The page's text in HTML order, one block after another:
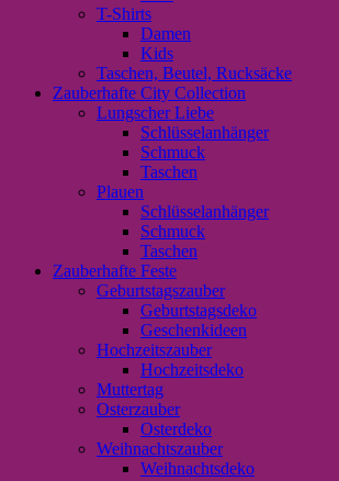
T-Shirts
Damen
Kids
Taschen, Beutel, Rucksäcke
Zauberhafte City Collection
Lungscher Liebe
Schlüsselanhänger
Schmuck
Taschen
Plauen
Schlüsselanhänger
Schmuck
Taschen
Zauberhafte Feste
Geburtstagszauber
Geburtstagsdeko
Geschenkideen
Hochzeitszauber
Hochzeitsdeko
Muttertag
Osterzauber
Osterdeko
Weihnachtszauber
Weihnachtsdeko